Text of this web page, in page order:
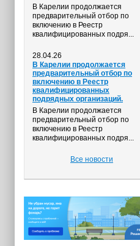
В Карелии продолжается
предварительный отбор по
включению в Реестр
квалифицированных подря...
28.04.26
В Карелии продолжается
предварительный отбор по
включению в Реестр
квалифицированных
подрядных организаций.
В Карелии продолжается
предварительный отбор по
включению в Реестр
квалифицированных подря...
Все новости